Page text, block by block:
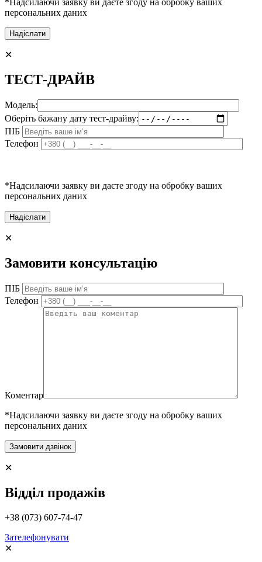
*Надсилаючи заявку ви даєте згоду на обробку ваших
персональних даних
✕
ТЕСТ-ДРАЙВ
Модель:
Оберіть бажану дату тест-драйву:
ПІБ
Телефон
*Надсилаючи заявку ви даєте згоду на обробку ваших
персональних даних
✕
Замовити консультацію
ПІБ
Телефон
Коментар
*Надсилаючи заявку ви даєте згоду на обробку ваших
персональних даних
✕
Відділ продажів
+38 (073) 607-74-47
Зателефонувати
✕